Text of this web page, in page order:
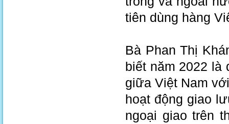
tiên dùng hàng
Bà Phan Thị
biết năm 2022 là
giữa Việt Nam
hoạt động giao
ngoại giao trên